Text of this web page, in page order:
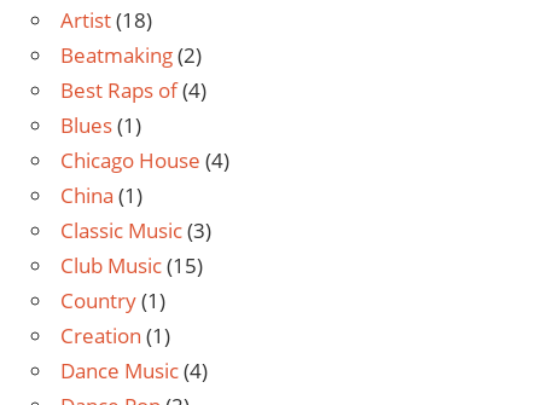
Artist(18)
Beatmaking(2)
Best Raps of(4)
Blues(1)
Chicago House (4)
China (1)
Classic Music(3)
Club Music(15)
Country(1)
Creation (1)
Dance Music(4)